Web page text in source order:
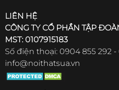
LIÊN HỆ
CÔNG TY CỔ PHẦN TẬP
MST: 0107915183
Số điện thoại: 0904 855 292 -
info@noithatsua.vn